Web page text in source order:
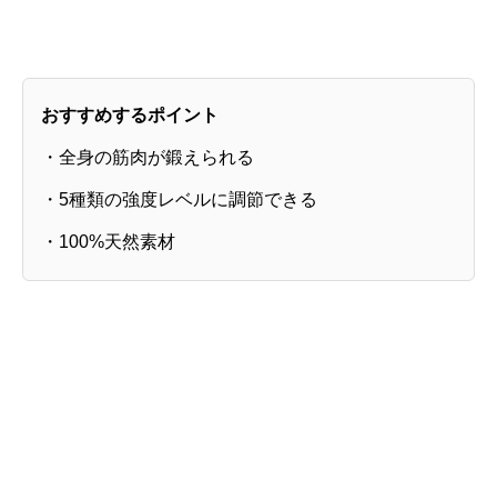
おすすめするポイント
・全身の筋肉が鍛えられる
・5種類の強度レベルに調節できる
・100%天然素材